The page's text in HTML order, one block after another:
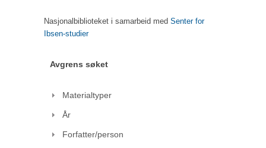
Nasjonalbiblioteket i samarbeid med Senter for
Ibsen-studier
Avgrens søket
Materialtyper
År
Forfatter/person